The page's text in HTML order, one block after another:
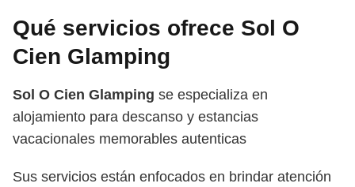
Qué servicios ofrece Sol O
Cien Glamping
Sol O Cien Glamping se especializa en
alojamiento para descanso y estancias
vacacionales memorables autenticas
Sus servicios están enfocados en brindar atención